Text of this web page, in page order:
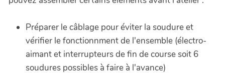
Préparer le câblage pour éviter la soudure et
vérifier le fonctionnment de l'ensemble (électro-
aimant et interrupteurs de fin de course soit 6
soudures possibles à faire à l'avance)